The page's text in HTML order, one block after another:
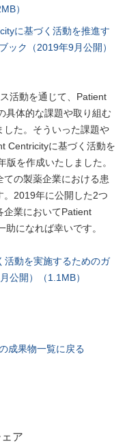
）
に基づく活動を推進す
ック（2019年9月公開）
活動を通じて、Patient
具体的な課題や取り組む
た。そういった課題や
Centricityに基づく活動を
を作成いたしました。
の製薬企業における患
。2019年に公開した2つ
企業においてPatient
になれば幸いです。
活動を実施するためのガ
公開）（1.1MB）
成果物一覧に戻る
ア